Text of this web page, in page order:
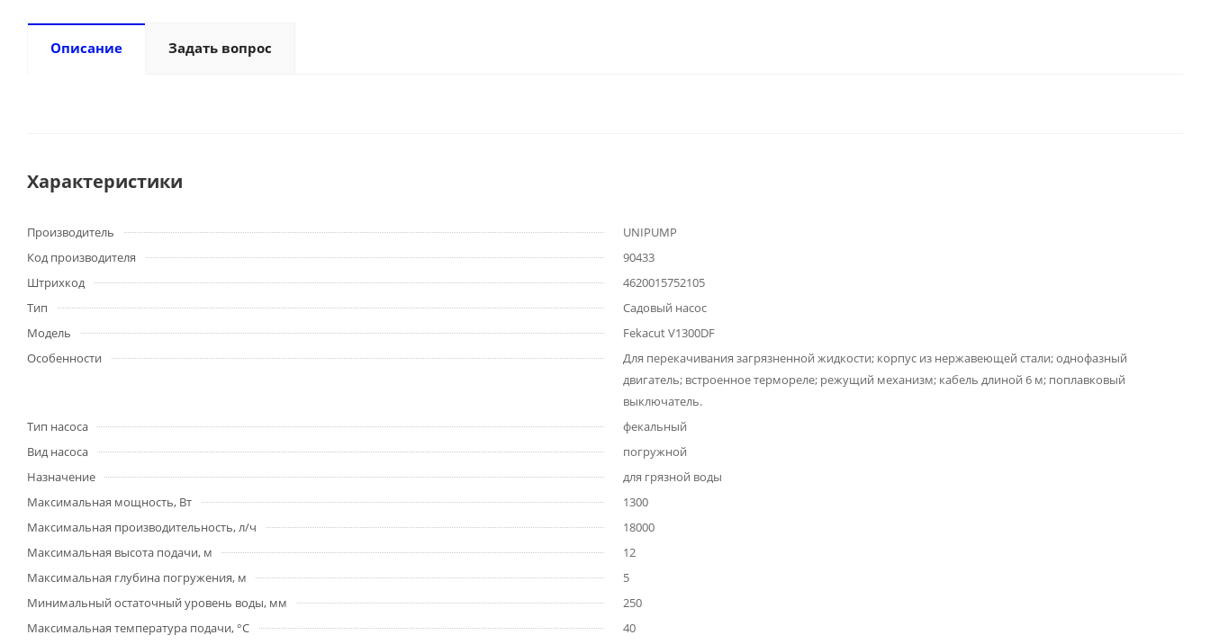
Описание Задать вопрос
Характеристики
Производитель
UNIPUMP
Код производителя
90433
Штрихкод
4620015752105
Тип
Садовый насос
Модель
Fekacut V1300DF
Особенности
Для перекачивания загрязненной жидкости; корпус из нержавеющей стали; однофазный
двигатель; встроенное термореле; режущий механизм; кабель длиной 6 м; поплавковый
выключатель.
Тип насоса
фекальный
Вид насоса
погружной
Назначение
для грязной воды
Максимальная мощность, Вт
1300
Максимальная производительность, л/ч
18000
Максимальная высота подачи, м
12
Максимальная глубина погружения, м
5
Минимальный остаточный уровень воды, мм
250
Максимальная температура подачи, °С
40